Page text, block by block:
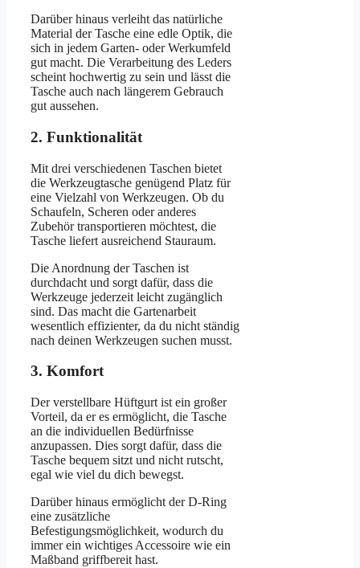
Darüber hinaus verleiht das natürliche
Material der Tasche eine edle Optik, die
sich in jedem Garten- oder Werkumfeld
gut macht. Die Verarbeitung des Leders
scheint hochwertig zu sein und lässt die
Tasche auch nach längerem Gebrauch
gut aussehen.
2. Funktionalität
Mit drei verschiedenen Taschen bietet
die Werkzeugtasche genügend Platz für
eine Vielzahl von Werkzeugen. Ob du
Schaufeln, Scheren oder anderes
Zubehör transportieren möchtest, die
Tasche liefert ausreichend Stauraum.
Die Anordnung der Taschen ist
durchdacht und sorgt dafür, dass die
Werkzeuge jederzeit leicht zugänglich
sind. Das macht die Gartenarbeit
wesentlich effizienter, da du nicht ständig
nach deinen Werkzeugen suchen musst.
3. Komfort
Der verstellbare Hüftgurt ist ein großer
Vorteil, da er es ermöglicht, die Tasche
an die individuellen Bedürfnisse
anzupassen. Dies sorgt dafür, dass die
Tasche bequem sitzt und nicht rutscht,
egal wie viel du dich bewegst.
Darüber hinaus ermöglicht der D-Ring
eine zusätzliche
Befestigungsmöglichkeit, wodurch du
immer ein wichtiges Accessoire wie ein
Maßband griffbereit hast.